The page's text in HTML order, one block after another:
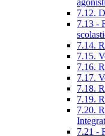
7.12.
7.13 -
7.14.
7.15.
7.16.
7.17.
7.18.
7.19.
7.20.
7.21 -